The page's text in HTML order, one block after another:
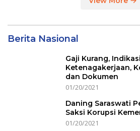
Berita Nasional
Gaji Kurang,
Ketenagakerjaan,
dan Dokumen
01/20/2021
Daning Saraswati
Saksi Korupsi
01/20/2021